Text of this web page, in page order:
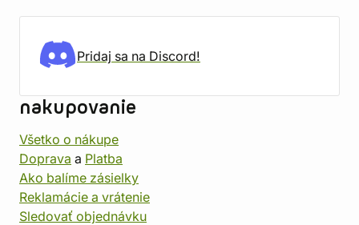
Pridaj sa na Discord!
nakupovanie
Všetko o nákupe
Doprava a Platba
Ako balíme zásielky
Reklamácie a vrátenie
Sledovať objednávku